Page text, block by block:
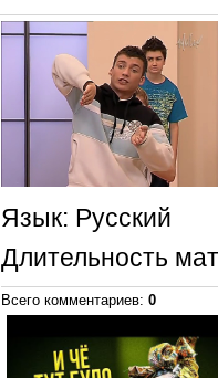
Язык: Русский
Длительность
Всего комментариев: 0